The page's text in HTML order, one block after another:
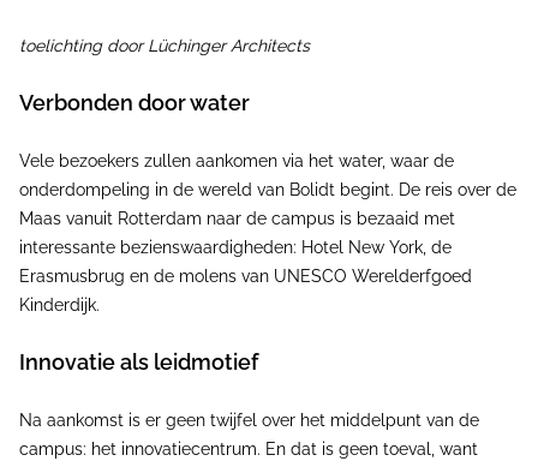
toelichting door Lüchinger Architects
Verbonden door water
Vele bezoekers zullen aankomen via het water, waar de
onderdompeling in de wereld van Bolidt begint. De reis over de
Maas vanuit Rotterdam naar de campus is bezaaid met
interessante bezienswaardigheden: Hotel New York, de
Erasmusbrug en de molens van UNESCO Werelderfgoed
Kinderdijk.
Innovatie als leidmotief
Na aankomst is er geen twijfel over het middelpunt van de
campus: het innovatiecentrum. En dat is geen toeval, want